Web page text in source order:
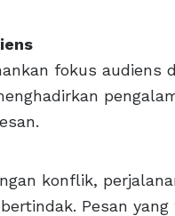
fokus audiens
konflik,
Pesan